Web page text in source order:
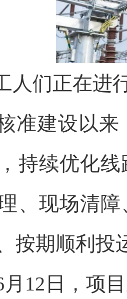
人们正在进
准建设以
持续优化
、现场清
按期顺利投
月12日，项